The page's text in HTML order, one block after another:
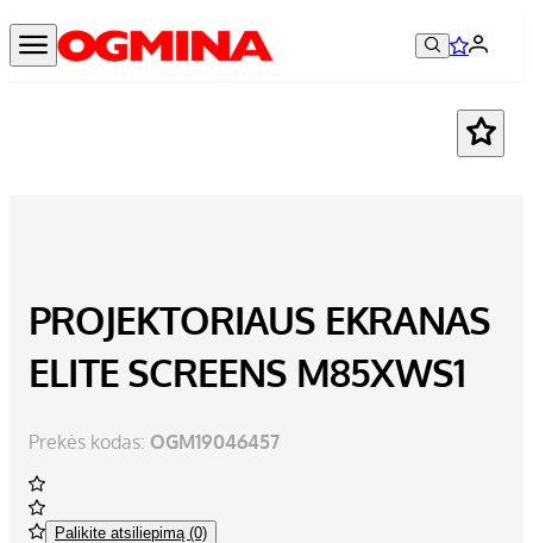
PROJEKTORIAUS EKRANAS
ELITE SCREENS M85XWS1
Prekės kodas: OGM19046457
Palikite atsiliepimą (0)